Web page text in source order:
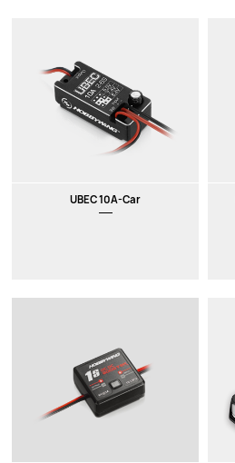
UBEC 10A-Car